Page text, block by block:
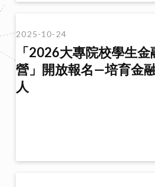
2025-10-24
「2026大專院校學生
營」開放報名—培育金
人